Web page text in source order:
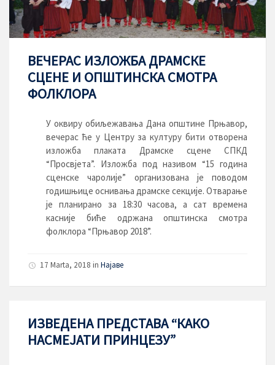
ВЕЧЕРАС ИЗЛОЖБА ДРАМСКЕ
СЦЕНЕ И ОПШТИНСКА СМОТРА
ФОЛКЛОРА
У оквиру обиљежавања Дана општине Прњавор,
вечерас ће у Центру за културу бити отворена
изложба плаката Драмске сцене СПКД
“Просвјета”. Изложба под називом “15 година
сценске чаролије” организована је поводом
годишњице оснивања драмске секције. Отварање
је планирано за 18:30 часова, а сат времена
касније биће одржана општинска смотра
фолклора “Прњавор 2018”.
17 Marta, 2018 in Најаве
ИЗВЕДЕНА ПРЕДСТАВА “КАКО
НАСМЕЈАТИ ПРИНЦЕЗУ”